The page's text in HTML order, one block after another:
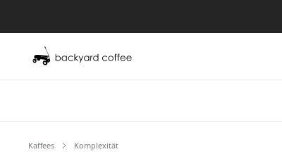
Kaffees Komplexität